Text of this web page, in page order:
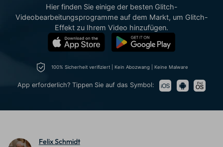
Support
Marketing & Business
Lifestyle & Spaß
Video-Prompts
Über 100 heiße Video-
Videos erstellen
Meisterkurs
Beherrschen Sie
Videobearbeitungsfähigkeiten
Fähigkeiten mit Filmora
Hilfe-Center
Erste Schritte
Kunden-Support
Über Uns Bewertungen
Suchen
Hier finden Sie einige der besten Glitch-
Videobearbeitungsprogramme auf dem Markt, um Glitch-
Effekt zu Ihrem Video hinzufügen.
100% Sicherheit verifiziert | Kein Abozwang | Keine Malware
App erforderlich? Tippen Sie auf das Symbol:
Felix Schmidt